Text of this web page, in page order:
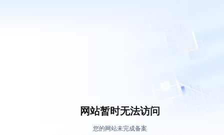
网站暂时无法访问
您的网站未完成备案